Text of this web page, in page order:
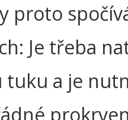
proto
Je třeba
tuku a je